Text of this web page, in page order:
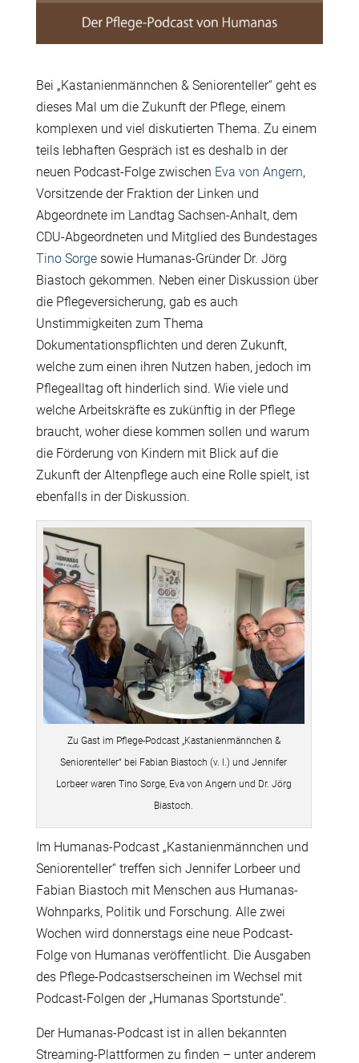
Bei „Kastanienmännchen & Seniorenteller“ geht es
dieses Mal um die Zukunft der Pflege, einem
komplexen und viel diskutierten Thema. Zu einem
teils lebhaften Gespräch ist es deshalb in der
neuen Podcast-Folge zwischen Eva von Angern,
Vorsitzende der Fraktion der Linken und
Abgeordnete im Landtag Sachsen-Anhalt, dem
CDU-Abgeordneten und Mitglied des Bundestages
Tino Sorgesowie Humanas-Gründer Dr. Jörg
Biastoch gekommen. Neben einer Diskussion über
die Pflegeversicherung, gab es auch
Unstimmigkeiten zum Thema
Dokumentationspflichten und deren Zukunft,
welche zum einen ihren Nutzen haben, jedoch im
Pflegealltag oft hinderlich sind. Wie viele und
welche Arbeitskräfte es zukünftig in der Pflege
braucht, woher diese kommen sollen und warum
die Förderung von Kindern mit Blick auf die
Zukunft der Altenpflege auch eine Rolle spielt, ist
ebenfalls in der Diskussion.
Zu Gast im Pflege-Podcast „Kastanienmännchen &
Seniorenteller“ bei Fabian Biastoch (v. l.) und Jennifer
Lorbeer waren Tino Sorge, Eva von Angern und Dr. Jörg
Biastoch.
Im Humanas-Podcast „Kastanienmännchen und
Seniorenteller“ treffen sich Jennifer Lorbeer und
Fabian Biastoch mit Menschen aus Humanas-
Wohnparks, Politik und Forschung. Alle zwei
Wochen wird donnerstags eine neue Podcast-
Folge von Humanas veröffentlicht. Die Ausgaben
des Pflege-Podcastserscheinen im Wechsel mit
Podcast-Folgen der „Humanas Sportstunde“.
Der Humanas-Podcast ist in allen bekannten
Streaming-Plattformen zu finden – unter anderem